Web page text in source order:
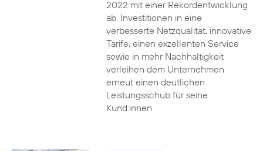
2022 mit einer Rekordentwicklung
ab. Investitionen in eine
verbesserte Netzqualität, innovative
Tarife, einen exzellenten Service
sowie in mehr Nachhaltigkeit
verleihen dem Unternehmen
erneut einen deutlichen
Leistungsschub für seine
Kund:innen.